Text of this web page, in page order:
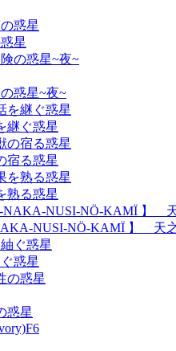
星
の惑星~夜~
継ぐ惑星
宿る惑星
熟る惑星
NUSI-NÖ-KAMÏ 】 天
惑星
惑星